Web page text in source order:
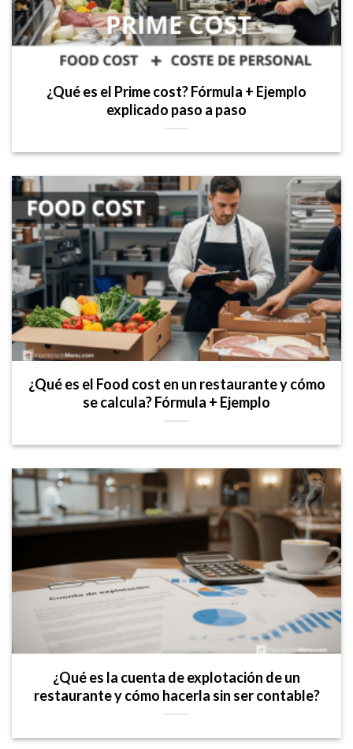
¿Qué es el Prime cost? Fórmula + Ejemplo
explicado paso a paso
¿Qué es el Food cost en un restaurante y cómo
se calcula? Fórmula + Ejemplo
¿Qué es la cuenta de explotación de un
restaurante y cómo hacerla sin ser contable?